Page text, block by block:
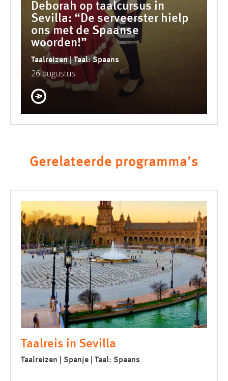
Deborah op taalcursus in
Sevilla: “De serveerster hielp
ons met de Spaanse
woorden!”
Taalreizen | Taal: Spaans
26 augustus
Gerelateerde programma’s
Taalreis in Sevilla
Taalreizen | Spanje | Taal: Spaans